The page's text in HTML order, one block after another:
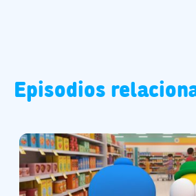
Episodios